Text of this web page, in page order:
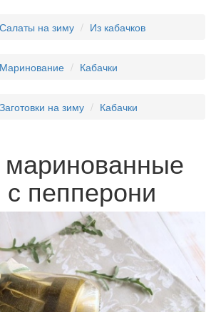
Салаты на зиму Из кабачков
Маринование Кабачки
Заготовки на зиму Кабачки
с пепперони